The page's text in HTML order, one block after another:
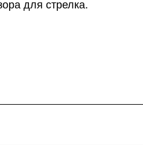
для стрелка.